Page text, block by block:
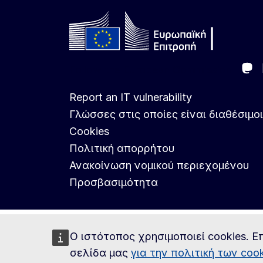
Ο ιστότοπος χρησιμοποιεί cookies.
σελίδα μας για την πολιτική των
Report an IT vulnerability
Γλώσσες στις οποίες είναι
Cookies
Πολιτική απορρήτου
Ανακοίνωση νομικού περιεχομένου
Προσβασιμότητα